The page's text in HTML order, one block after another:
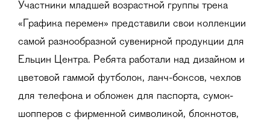
Участники младшей возрастной группы трека
«Графика перемен» представили свои коллекции
самой разнообразной сувенирной продукции для
Ельцин Центра. Ребята работали над дизайном и
цветовой гаммой футболок, ланч-боксов, чехлов
для телефона и обложек для паспорта, сумок-
шопперов с фирменной символикой, блокнотов,